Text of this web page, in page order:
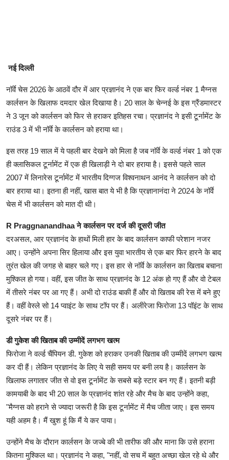
नई दिल्ली
नॉर्वे चेस 2026 के आठवें दौर में आर प्रज्ञानंद ने एक बार फिर वर्ल्ड नंबर 1 मैग्नस
कार्लसन के खिलाफ दमदार खेल दिखाया है। 20 साल के चेन्नई के इस ग्रैंडमास्टर
ने 3 जून को कार्लसन को फिर से हराकर इतिहस रचा। प्रज्ञानंद ने इसी टूर्नामेंट के
राउंड 3 में भी नॉर्वे के कार्लसन को हराया था।
इस तरह 19 साल में ये पहली बार देखने को मिला है जब नॉर्वे के वर्ल्ड नंबर 1 को एक
ही क्लासिकल टूर्नामेंट में एक ही खिलाड़ी ने दो बार हराया है। इससे पहले साल
2007 में लिनारेस टूर्नामेंट में भारतीय दिग्गज विश्वनाथन आनंद ने कार्लसन को दो
बार हराया था। इतना ही नहीं, खास बात ये भी है कि प्रज्ञानानंदा ने 2024 के नॉर्वे
चेस में भी कार्लसन को मात दी थी।
R Praggnanandhaa ने कार्लसन पर दर्ज की दूसरी जीत
दरअसल, आर प्रज्ञानंद के हाथों मिली हार के बाद कार्लसन काफी परेशान नजर
आए। उन्होंने अपना सिर हिलाया और इस युवा भारतीय से एक बार फिर हारने के बाद
तुरंत खेल की जगह से बाहर चले गए। इस हार से नॉर्वे के कार्लसन का खिताब बचाना
मुश्किल हो गया। वहीं, इस जीत के साथ प्रज्ञानंद के 12 अंक हो गए हैं और वो टेबल
में तीसरे नंबर पर आ गए हैं। अभी दो राउंड बाकी हैं और वो खिताब की रेस में बने हुए
हैं। वहीं वेस्ले सो 14 प्वाइंट के साथ टॉप पर हैं। अलीरेजा फिरोजा 13 पॉइंट के साथ
दूसरे नंबर पर हैं।
डी गुकेश की खिताब की उम्मीदें लगभग खत्म
फिरोजा ने वर्ल्ड चैंपियन डी. गुकेश को हराकर उनकी खिताब की उम्मीदें लगभग खत्म
कर दी हैं। लेकिन प्रज्ञानंद के लिए ये सही समय पर बनी लय है। कार्लसन के
खिलाफ लगातार जीत से वो इस टूर्नामेंट के सबसे बड़े स्टार बन गए हैं। इतनी बड़ी
कामयाबी के बाद भी 20 साल के प्रज्ञानंद शांत रहे और मैच के बाद उन्होंने कहा,
"मैग्नस को हराने से ज्यादा जरूरी है कि इस टूर्नामेंट में मैच जीता जाए। इस समय
यही अहम है। मैं खुश हूं कि मैं ये कर पाया।
उन्होंने मैच के दौरान कार्लसन के जज्बे की भी तारीफ की और माना कि उसे हराना
कितना मुश्किल था। प्रज्ञानंद ने कहा, "नहीं, वो सच में बहुत अच्छा खेल रहे थे और